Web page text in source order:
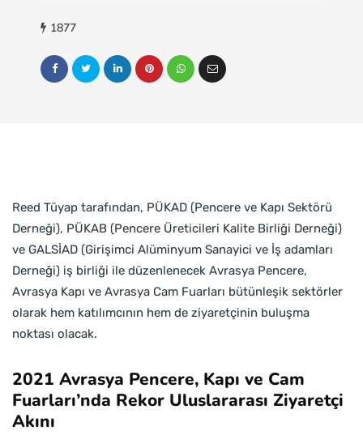
1877
Reed Tüyap tarafından, PÜKAD (Pencere ve Kapı Sektörü
Derneği), PÜKAB (Pencere Üreticileri Kalite Birliği Derneği)
ve GALSİAD (Girişimci Alüminyum Sanayici ve İş adamları
Derneği) iş birliği ile düzenlenecek Avrasya Pencere,
Avrasya Kapı ve Avrasya Cam Fuarları bütünleşik sektörler
olarak hem katılımcının hem de ziyaretçinin buluşma
noktası olacak.
2021 Avrasya Pencere, Kapı ve Cam
Fuarları’nda Rekor Uluslararası Ziyaretçi
Akını